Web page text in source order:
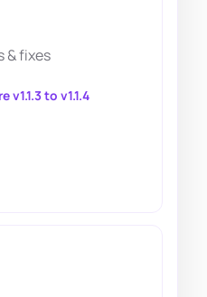
& fixes
v1.1.3 to v1.1.4